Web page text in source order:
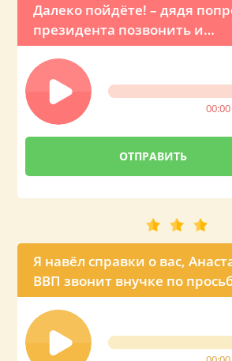
Далеко пойдёте! – дядя
президента позвонить и
оригинально поздравить
племянницу с ДР
00:00
Я навёл справки о вас,
ВВП звонит внучке по